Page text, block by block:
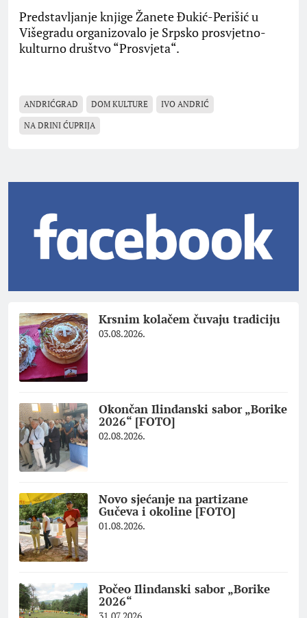
Predstavljanje knjige Žanete Đukić-Perišić u
Višegradu organizovalo je Srpsko prosvjetno-
kulturno društvo “Prosvjeta“.
ANDRIĆGRAD DOM KULTURE IVO ANDRIĆ
NA DRINI ĆUPRIJA
Krsnim kolačem čuvaju tradiciju
03.08.2026.
Okončan Ilindanski sabor „Borike
2026“ [FOTO]
02.08.2026.
Novo sjećanje na partizane
Gučeva i okoline [FOTO]
01.08.2026.
Počeo Ilindanski sabor „Borike
2026“